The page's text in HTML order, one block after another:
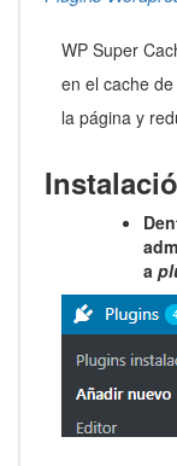
WP Super
en el cache
la página y
a